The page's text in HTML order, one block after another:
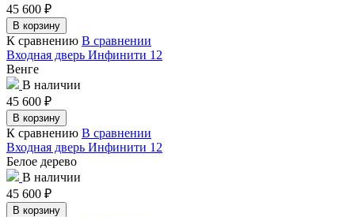
45 600 ₽
В корзину
К сравнению В сравнении
Входная дверь Инфинити 12
Венге
В наличии
45 600 ₽
В корзину
К сравнению В сравнении
Входная дверь Инфинити 12
Белое дерево
В наличии
45 600 ₽
В корзину